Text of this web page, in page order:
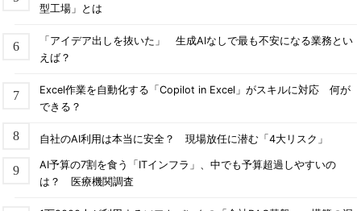
型工場」とは
「アイデア出しを抜いた」 生成AIなしで最も不安になる業務とい
えば？
Excel作業を自動化する「Copilot in Excel」がスキルに対応 何が
できる？
自社のAI利用は本当に安全？ 現場放任に潜む「4大リスク」
AI予算の7割を食う「ITインフラ」、中でも予算超過しやすいの
は？ 医療機関調査